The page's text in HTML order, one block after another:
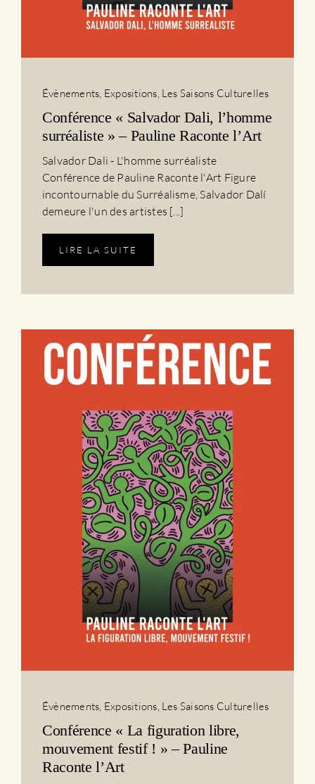
Évènements, Expositions, Les Saisons Culturelles
Conférence « Salvador Dali, l’homme
surréaliste » – Pauline Raconte l’Art
Salvador Dali - L'homme surréaliste
Conférence de Pauline Raconte l'Art Figure
incontournable du Surréalisme, Salvador Dalí
demeure l'un des artistes [...]
LIRE LA SUITE
Évènements, Expositions, Les Saisons Culturelles
Conférence « La figuration libre,
mouvement festif ! » – Pauline
Raconte l’Art